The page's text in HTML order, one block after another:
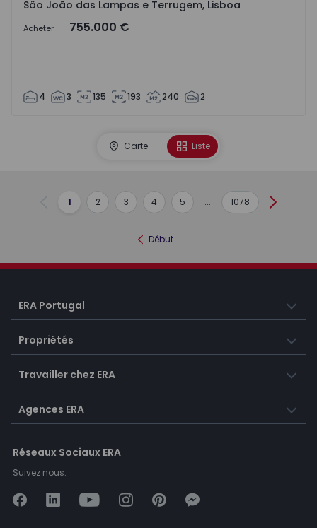
São João das Lampas e Terrugem, Lisboa
Acheter 755.000 €
4 3 135 193 240 2
Carte Liste
Précédent
1 2 3 4 5 ... 1078 Suivant
Début
ERA Portugal
Propriétés
Travailler chez ERA
Agences ERA
Réseaux Sociaux ERA
Suivez nous: